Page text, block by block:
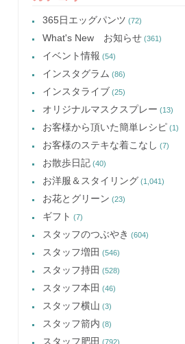
365日エッグパンツ (72)
What's New お知らせ (361)
イベント情報 (54)
インスタグラム (86)
インスタライブ (25)
オリジナルマスクスプレー (13)
お客様から頂いた簡単レシピ (1)
お客様のステキな着こなし (7)
お散歩日記 (40)
お洋服＆スタイリング (1,041)
お花とグリーン (23)
ギフト (7)
スタッフのつぶやき (604)
スタッフ増田 (546)
スタッフ持田 (528)
スタッフ本田 (46)
スタッフ横山 (3)
スタッフ箭内 (8)
スタッフ肥田 (792)